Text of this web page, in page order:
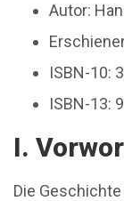
Autor:
ISBN-10:
ISBN-13:
I.
Die